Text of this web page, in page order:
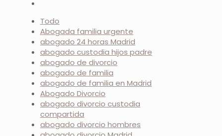
Todo
Abogada familia urgente
abogado 24 horas Madrid
abogado custodia hijos padre
abogado de divorcio
abogado de familia
abogado de familia en Madrid
Abogado Divorcio
abogado divorcio custodia
compartida
abogado divorcio hombres